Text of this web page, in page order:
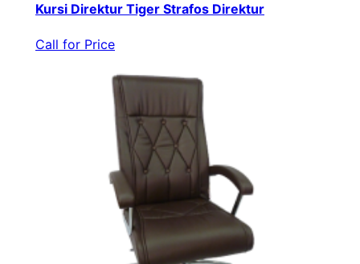
Kursi Direktur Tiger Strafos Direktur
Call for Price